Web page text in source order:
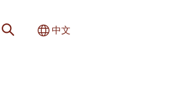
网站搜索切换国际
中文